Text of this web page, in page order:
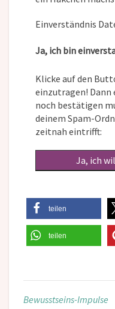
Einverständnis
Ja, ich bin
Klicke auf den
einzutragen! Dann
noch bestätigen
deinem Spam-
zeitnah eintrifft:
teilen
teilen
Bewusstseins-Impulse